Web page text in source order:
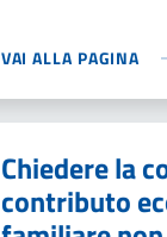
VAI ALLA PAGINA
Chiedere la
contributo